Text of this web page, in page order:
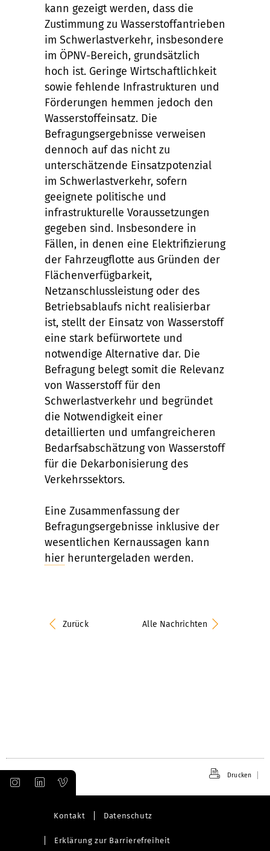
kann gezeigt werden, dass die
Zustimmung zu Wasserstoffantrieben
im Schwerlastverkehr, insbesondere
im ÖPNV-Bereich, grundsätzlich
hoch ist. Geringe Wirtschaftlichkeit
sowie fehlende Infrastrukturen und
Förderungen hemmen jedoch den
Wasserstoffeinsatz. Die
Befragungsergebnisse verweisen
dennoch auf das nicht zu
unterschätzende Einsatzpotenzial
im Schwerlastverkehr, sofern
geeignete politische und
infrastrukturelle Voraussetzungen
gegeben sind. Insbesondere in
Fällen, in denen eine Elektrifizierung
der Fahrzeugflotte aus Gründen der
Flächenverfügbarkeit,
Netzanschlussleistung oder des
Betriebsablaufs nicht realisierbar
ist, stellt der Einsatz von Wasserstoff
eine stark befürwortete und
notwendige Alternative dar. Die
Befragung belegt somit die Relevanz
von Wasserstoff für den
Schwerlastverkehr und begründet
die Notwendigkeit einer
detaillierten und umfangreicheren
Bedarfsabschätzung von Wasserstoff
für die Dekarbonisierung des
Verkehrssektors.
Eine Zusammenfassung der
Befragungsergebnisse inklusive der
wesentlichen Kernaussagen kann
hier heruntergeladen werden.
Zurück Alle Nachrichten
Drucken
Kontakt Datenschutz
Erklärung zur Barrierefreiheit